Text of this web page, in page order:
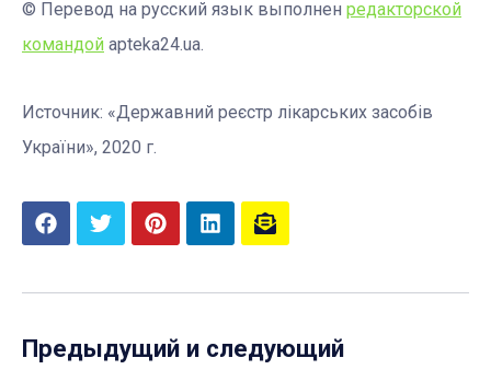
© Перевод на русский язык выполнен редакторской
командой apteka24.ua.
Источник: «Державний реєстр лікарських засобів
України», 2020 г.
Предыдущий и следующий